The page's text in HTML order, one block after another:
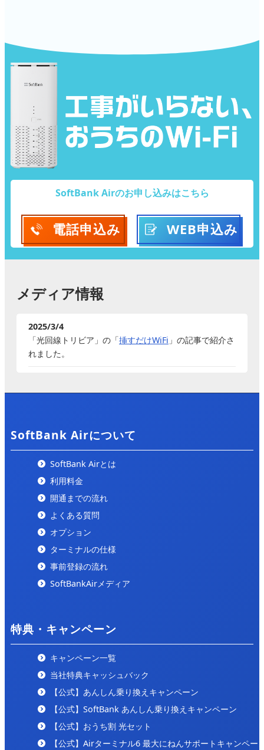
SoftBank Airのお申し込みはこちら
電話申込み WEB申込み
メディア情報
2025/3/4
「光回線トリビア」の「挿すだけWiFi 」の記事で紹介さ
れました。
「ALL CONNECT MAGAZINE」の「ソフトバンクエア
2025/2/5
記事で紹介されました。
2025/1/26
「ぴかまろ」の「ソフトバンクエアー キャッシュバッ
」にて紹介されました。
2025/1/20
「トクハヤネット」の「
ュバックを徹底比較」にて紹介されました。
て紹介されました。
2024/9/25
「internet-all」の「ここが一番安い！コスパの良いお
すすめのインターネット回線をご紹介！
ました。
SoftBank Airについて
SoftBank Airとは
利用料金
開通までの流れ
よくある質問
オプション
ターミナルの仕様
事前登録の流れ
SoftBankAirメディア
特典・キャンペーン
キャンペーン一覧
当社特典キャッシュバック
【公式】あんしん乗り換えキャンペーン
【公式】SoftBank あんしん乗り換えキャンペーン
【公式】おうち割 光セット
【公式】Airターミナル6 最大にねんサポートキャンペー